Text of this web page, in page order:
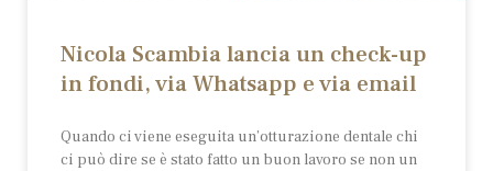
Nicola Scambia lancia un check-up
in fondi, via Whatsapp e via email
Quando ci viene eseguita un’otturazione dentale chi
ci può dire se è stato fatto un buon lavoro se non un